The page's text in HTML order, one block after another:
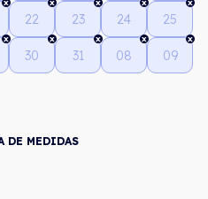
22 23 24 25
30 31 08 09
DE MEDIDAS